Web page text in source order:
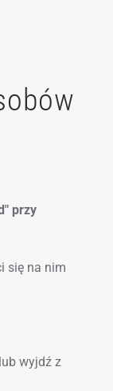
przy
się na nim
wyjdź z